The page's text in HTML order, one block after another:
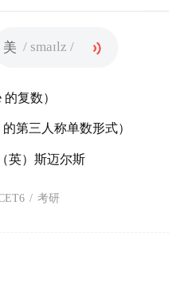
美 / smaɪlz /
复数）
第三人称单数形式）
英）斯迈尔斯
/ 考研